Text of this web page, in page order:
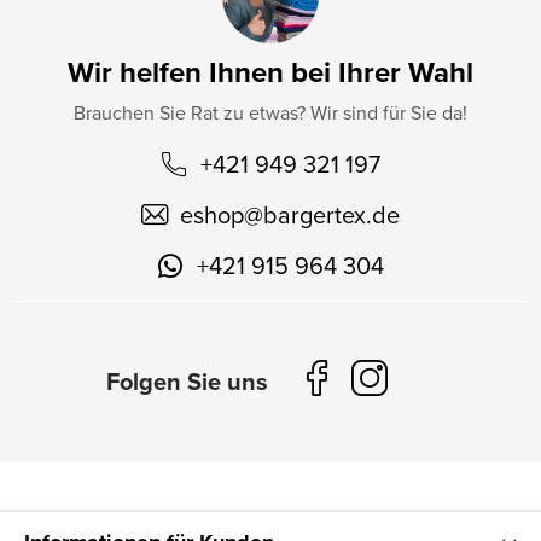
Wir helfen Ihnen bei Ihrer Wahl
Brauchen Sie Rat zu etwas? Wir sind für Sie da!
+421 949 321 197
eshop@bargertex.de
+421 915 964 304